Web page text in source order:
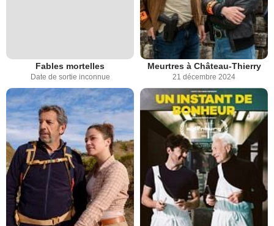
Fables mortelles
Date de sortie inconnue
Meurtres à Château-Thierry
21 décembre 2024